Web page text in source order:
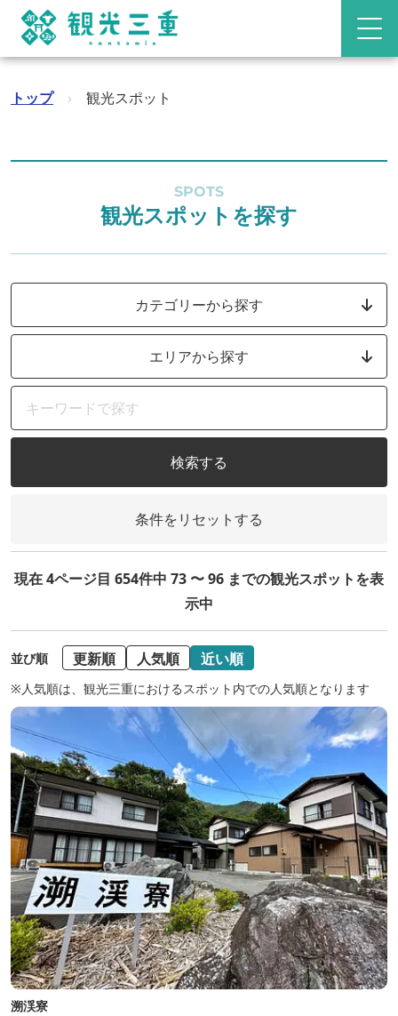
トップ › 観光スポット
SPOTS
観光スポットを探す
カテゴリーから探す
エリアから探す
検索する
条件をリセットする
現在 4ページ目 654件中 73 〜 96 までの観光スポットを表
示中
並び順 更新順 人気順 近い順
※人気順は、観光三重におけるスポット内での人気順となります
溯渓寮